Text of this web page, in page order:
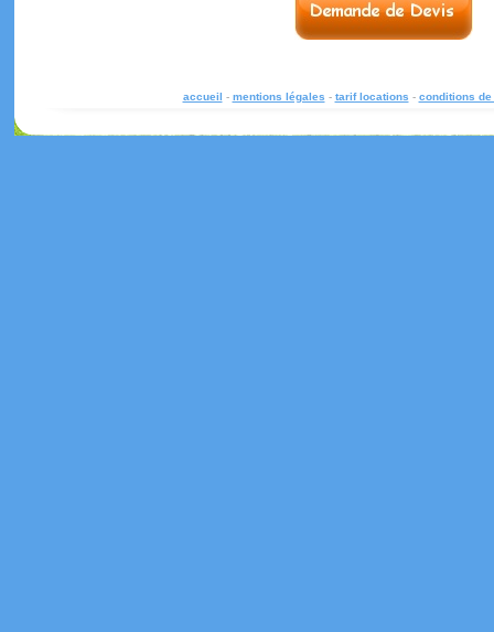
accueil - mentions légales - tarif locations - conditions